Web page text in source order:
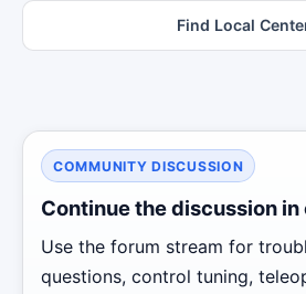
Find Local
COMMUNITY DISCUSSION
Continue the discussion
Use the forum stream for
questions, control tuning,